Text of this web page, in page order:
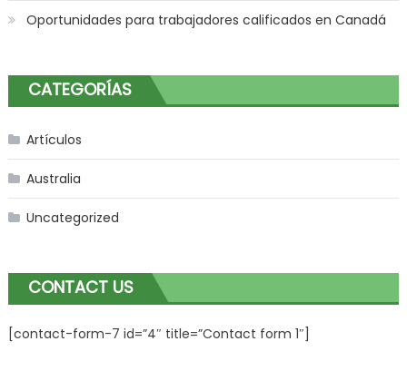
Oportunidades para trabajadores calificados en Canadá
CATEGORÍAS
Artículos
Australia
Uncategorized
CONTACT US
[contact-form-7 id=”4″ title=”Contact form 1″]